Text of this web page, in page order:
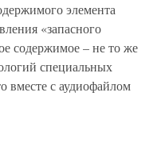
элемента
«запасного
содержимое – не то же
специальных
вместе с аудиофайлом